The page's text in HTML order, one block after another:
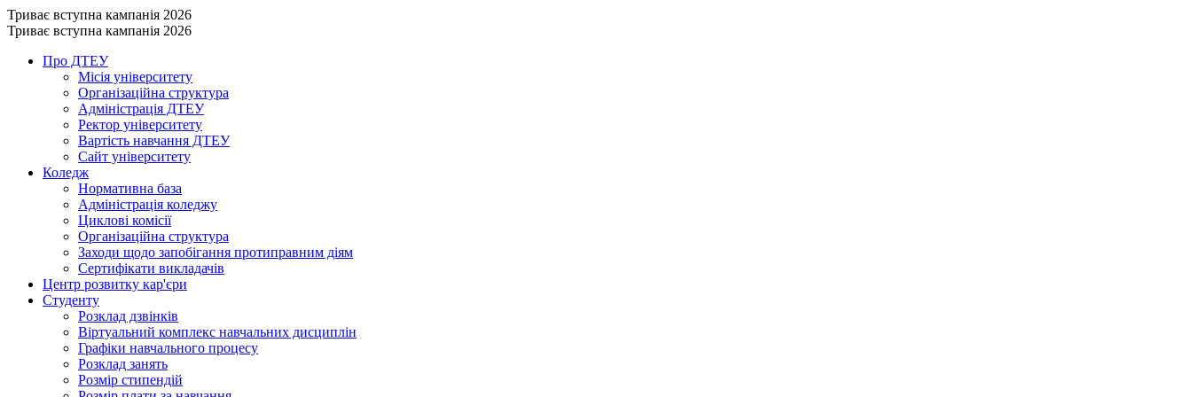
Триває вступна кампанія 2026
Триває вступна кампанія 2026
Про ДТЕУ
Місія університету
Організаційна структура
Адміністрація ДТЕУ
Ректор університету
Вартість навчання ДТЕУ
Сайт університету
Коледж
Нормативна база
Адміністрація коледжу
Циклові комісії
Організаційна структура
Заходи щодо запобігання протиправним діям
Сертифікати викладачів
Центр розвитку кар'єри
Студенту
Розклад дзвінків
Віртуальний комплекс навчальних дисциплін
Графіки навчального процесу
Розклад занять
Розмір стипендій